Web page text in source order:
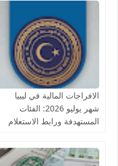
الافراجات المالية في ليبيا
شهر يوليو 2026: الفئات
المستهدفة ورابط الاستعلام